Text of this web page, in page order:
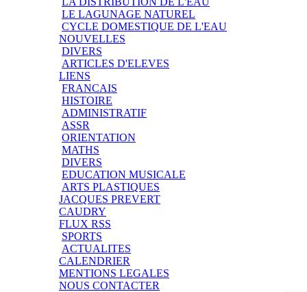
LE LAGUNAGE NATUREL
CYCLE DOMESTIQUE DE L'EAU
NOUVELLES
DIVERS
ARTICLES D'ELEVES
LIENS
FRANCAIS
HISTOIRE
ADMINISTRATIF
ASSR
ORIENTATION
MATHS
DIVERS
EDUCATION MUSICALE
ARTS PLASTIQUES
JACQUES PREVERT
CAUDRY
FLUX RSS
SPORTS
ACTUALITES
CALENDRIER
MENTIONS LEGALES
NOUS CONTACTER